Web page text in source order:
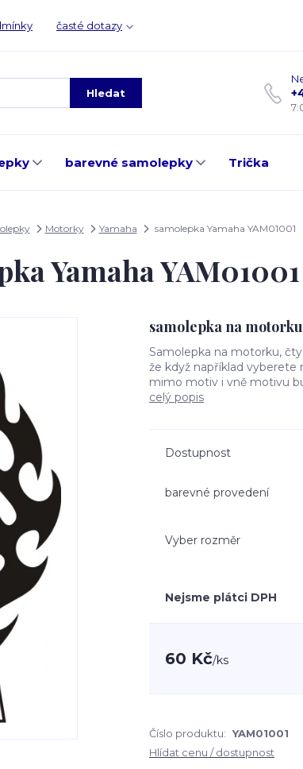
časté dotazy
Hledat
barevné samolepky Trička
Motorky Yamaha samolepka Yamaha YAM01001
Yamaha YAM01001
samolepka na motorku
Samolepka na motorku,
že když například
mimo motiv i vně motivu
celý popis
Dostupnost
barevné provedení
Vyber rozměr
Nejsme plátci DPH
60 Kč/ks
Číslo produktu: YAM01001
Hlídat cenu / dostupnost